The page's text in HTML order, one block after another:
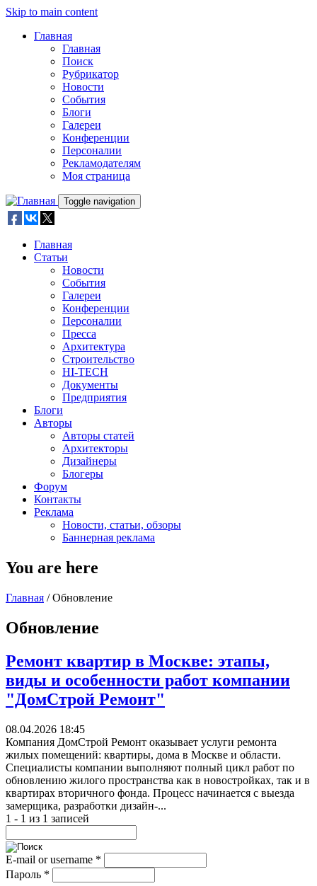
Skip to main content
Главная
Главная
Поиск
Рубрикатор
Новости
События
Блоги
Галереи
Конференции
Персоналии
Рекламодателям
Моя страница
Toggle navigation
Главная
Статьи
Новости
События
Галереи
Конференции
Персоналии
Пресса
Архитектура
Строительство
HI-TECH
Документы
Предприятия
Блоги
Авторы
Авторы статей
Архитекторы
Дизайнеры
Блогеры
Форум
Контакты
Реклама
Новости, статьи, обзоры
Баннерная реклама
You are here
Главная / Обновление
Обновление
Ремонт квартир в Москве: этапы,
виды и особенности работ компании
"ДомСтрой Ремонт"
08.04.2026 18:45
Компания ДомСтрой Ремонт оказывает услуги ремонта
жилых помещений: квартиры, дома в Москве и области.
Специалисты компании выполняют полный цикл работ по
обновлению жилого пространства как в новостройках, так и в
квартирах вторичного фонда. Процесс начинается с выезда
замерщика, разработки дизайн-...
1 - 1 из 1 записей
E-mail or username *
Пароль *